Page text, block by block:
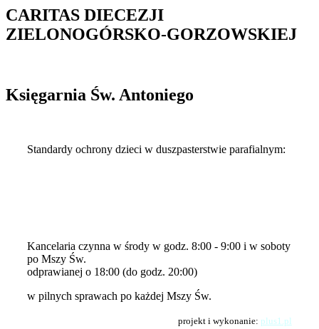
CARITAS DIECEZJI
ZIELONOGÓRSKO-GORZOWSKIEJ
Księgarnia Św. Antoniego
Standardy ochrony dzieci w duszpasterstwie parafialnym:
Kancelaria czynna w środy w godz. 8:00 - 9:00 i w soboty
po Mszy Św.
odprawianej o 18:00 (do godz. 20:00)
w pilnych sprawach po każdej Mszy Św.
projekt i wykonanie: plus1.pl